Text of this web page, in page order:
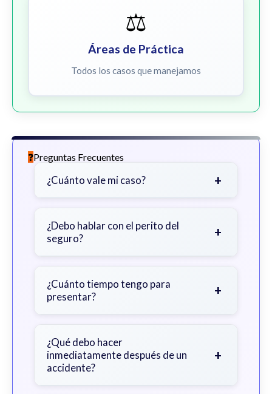
⚖️
Áreas de Práctica
Todos los casos que manejamos
Preguntas Frecuentes
¿Cuánto vale mi caso? +
gravedad de sus lesiones, facturas
médicas, tiempo fuera del trabajo y
¿Debo hablar con el perito del
seguro?
+
primero con un abogado para evitar
declaraciones que perjudiquen su
¿Cuánto tiempo tengo para
presentar?
+
con excepciones. Consulte para
obtener orientación específica.
¿Qué debo hacer
inmediatamente después de un
accidente?
+